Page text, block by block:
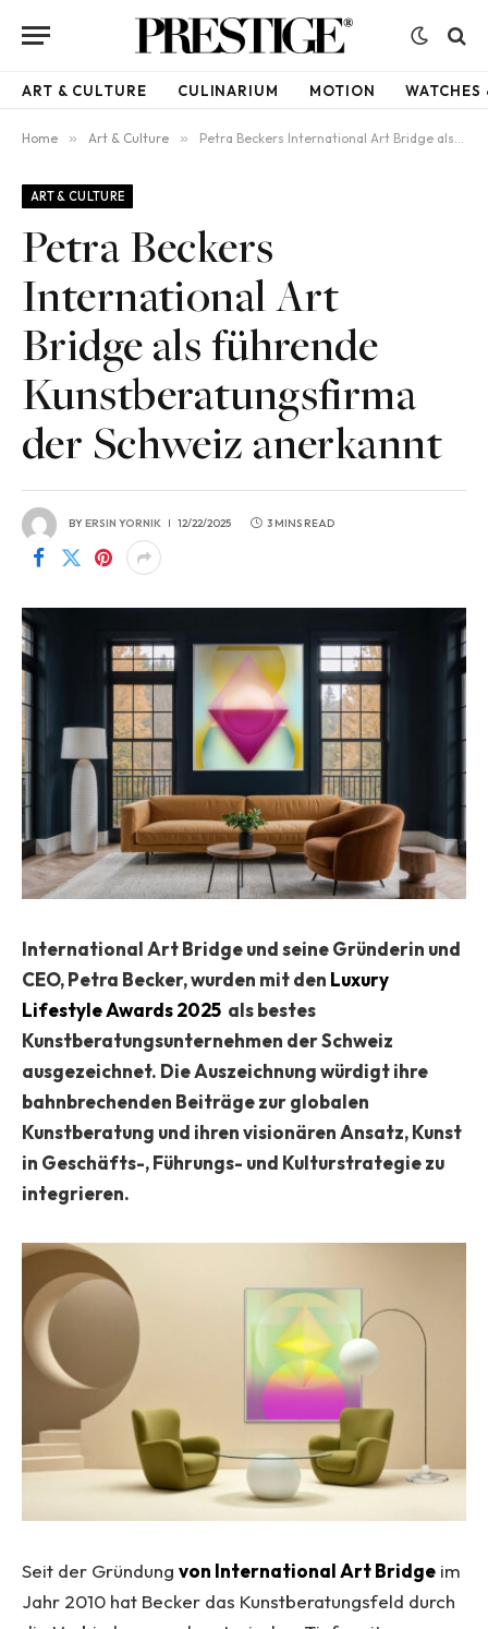
ART & CULTURE CULINARIUM MOTION WATCHES
Home » Art & Culture » Petra Beckers International Art Bridge als führende Kunstberatungsfirma der Schweiz anerkannt
ART & CULTURE
Petra Beckers
International Art
Bridge als führende
Kunstberatungsfirma
der Schweiz anerkannt
BYERSIN YORNIK 12/22/2025 3 MINS READ
International Art Bridge und seine Gründerin und
CEO, Petra Becker, wurden mit den Luxury
Lifestyle Awards 2025 als bestes
Kunstberatungsunternehmen der Schweiz
ausgezeichnet. Die Auszeichnung würdigt ihre
bahnbrechenden Beiträge zur globalen
Kunstberatung und ihren visionären Ansatz, Kunst
in Geschäfts-, Führungs- und Kulturstrategie zu
integrieren.
Seit der Gründung von International Art Bridge im
Jahr 2010 hat Becker das Kunstberatungsfeld durch